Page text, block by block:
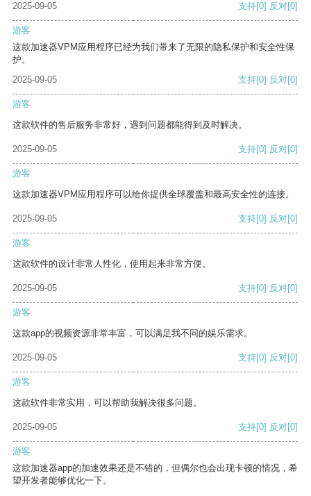
2025-09-05 支持[0] 反对[0]
游客
这款加速器VPM应用程序已经为我们带来了无限的隐私保护和安全性保
护。
2025-09-05
支持[0] 反对[0]
游客
这款软件的售后服务非常好，遇到问题都能得到及时解决。
2025-09-05 支持[0] 反对[0]
游客
这款加速器VPM应用程序可以给你提供全球覆盖和最高安全性的连接。
2025-09-05 支持[0] 反对[0]
游客
这款软件的设计非常人性化，使用起来非常方便。
2025-09-05 支持[0] 反对[0]
游客
这款app的视频资源非常丰富，可以满足我不同的娱乐需求。
2025-09-05 支持[0] 反对[0]
游客
这款软件非常实用，可以帮助我解决很多问题。
2025-09-05 支持[0] 反对[0]
游客
这款加速器app的加速效果还是不错的，但偶尔也会出现卡顿的情况，希
望开发者能够优化一下。